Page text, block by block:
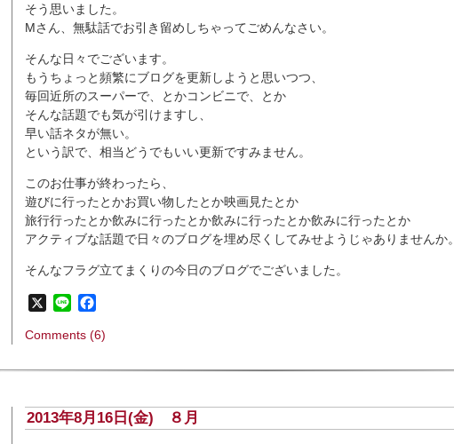
そう思いました。
Mさん、無駄話でお引き留めしちゃってごめんなさい。
そんな日々でございます。
もうちょっと頻繁にブログを更新しようと思いつつ、
毎回近所のスーパーで、とかコンビニで、とか
そんな話題でも気が引けますし、
早い話ネタが無い。
という訳で、相当どうでもいい更新ですみません。
このお仕事が終わったら、
遊びに行ったとかお買い物したとか映画見たとか
旅行行ったとか飲みに行ったとか飲みに行ったとか飲みに行ったとか
アクティブな話題で日々のブログを埋め尽くしてみせようじゃありませんか。
そんなフラグ立てまくりの今日のブログでございました。
X Line
Comments (6)
2013年8月16日(金) ８月